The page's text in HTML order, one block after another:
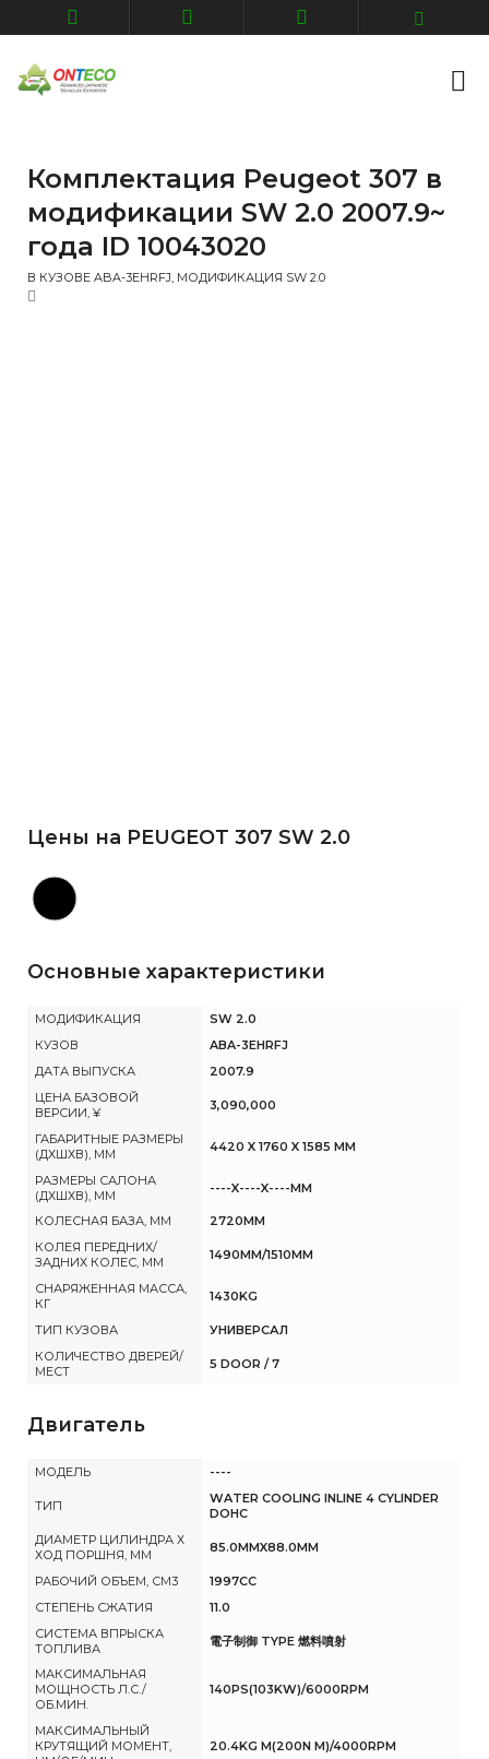
Комплектация Peugeot 307 в
модификации SW 2.0 2007.9~
года ID 10043020
В КУЗОВЕ ABA-3EHRFJ, МОДИФИКАЦИЯ SW 2.0
Цены на PEUGEOT 307 SW 2.0
Основные характеристики
МОДИФИКАЦИЯ
SW 2.0
КУЗОВ
ABA-3EHRFJ
ДАТА ВЫПУСКА
2007.9
ЦЕНА БАЗОВОЙ
ВЕРСИИ, ¥
3,090,000
ГАБАРИТНЫЕ РАЗМЕРЫ
(ДХШХВ), ММ
4420 X 1760 X 1585 MM
РАЗМЕРЫ САЛОНА
(ДХШХВ), ММ
----X----X----MM
КОЛЕСНАЯ БАЗА, ММ
2720MM
КОЛЕЯ ПЕРЕДНИХ/
ЗАДНИХ КОЛЕС, ММ
1490MM/1510MM
СНАРЯЖЕННАЯ МАССА,
КГ
1430KG
ТИП КУЗОВА
УНИВЕРСАЛ
КОЛИЧЕСТВО ДВЕРЕЙ/
МЕСТ
5 DOOR / 7
Двигатель
МОДЕЛЬ ----
ТИП
WATER COOLING INLINE 4 CYLINDER
DOHC
ДИАМЕТР ЦИЛИНДРА Х
ХОД ПОРШНЯ, ММ
85.0MMX88.0MM
РАБОЧИЙ ОБЪЕМ, СМ3
1997CC
СТЕПЕНЬ СЖАТИЯ
11.0
СИСТЕМА ВПРЫСКА
ТОПЛИВА
電子制御 TYPE 燃料噴射
МАКСИМАЛЬНАЯ
МОЩНОСТЬ Л.С./
ОБ.МИН.
140PS(103KW)/6000RPM
МАКСИМАЛЬНЫЙ
КРУТЯЩИЙ МОМЕНТ,
20.4KG M(200N M)/4000RPM